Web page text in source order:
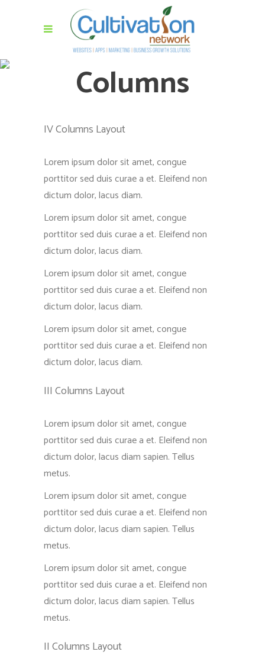
Columns
IV Columns Layout
Lorem ipsum dolor sit amet, congue
porttitor sed duis curae a et. Eleifend non
dictum dolor, lacus diam.
Lorem ipsum dolor sit amet, congue
porttitor sed duis curae a et. Eleifend non
dictum dolor, lacus diam.
Lorem ipsum dolor sit amet, congue
porttitor sed duis curae a et. Eleifend non
dictum dolor, lacus diam.
Lorem ipsum dolor sit amet, congue
porttitor sed duis curae a et. Eleifend non
dictum dolor, lacus diam.
III Columns Layout
Lorem ipsum dolor sit amet, congue
porttitor sed duis curae a et. Eleifend non
dictum dolor, lacus diam sapien. Tellus
metus.
Lorem ipsum dolor sit amet, congue
porttitor sed duis curae a et. Eleifend non
dictum dolor, lacus diam sapien. Tellus
metus.
Lorem ipsum dolor sit amet, congue
porttitor sed duis curae a et. Eleifend non
dictum dolor, lacus diam sapien. Tellus
metus.
II Columns Layout